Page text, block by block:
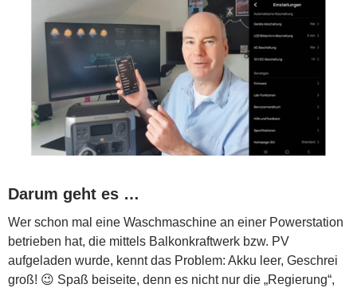
Darum geht es …
Wer schon mal eine Waschmaschine an einer Powerstation
betrieben hat, die mittels Balkonkraftwerk bzw. PV
aufgeladen wurde, kennt das Problem: Akku leer, Geschrei
groß! 😉 Spaß beiseite, denn es nicht nur die „Regierung“,